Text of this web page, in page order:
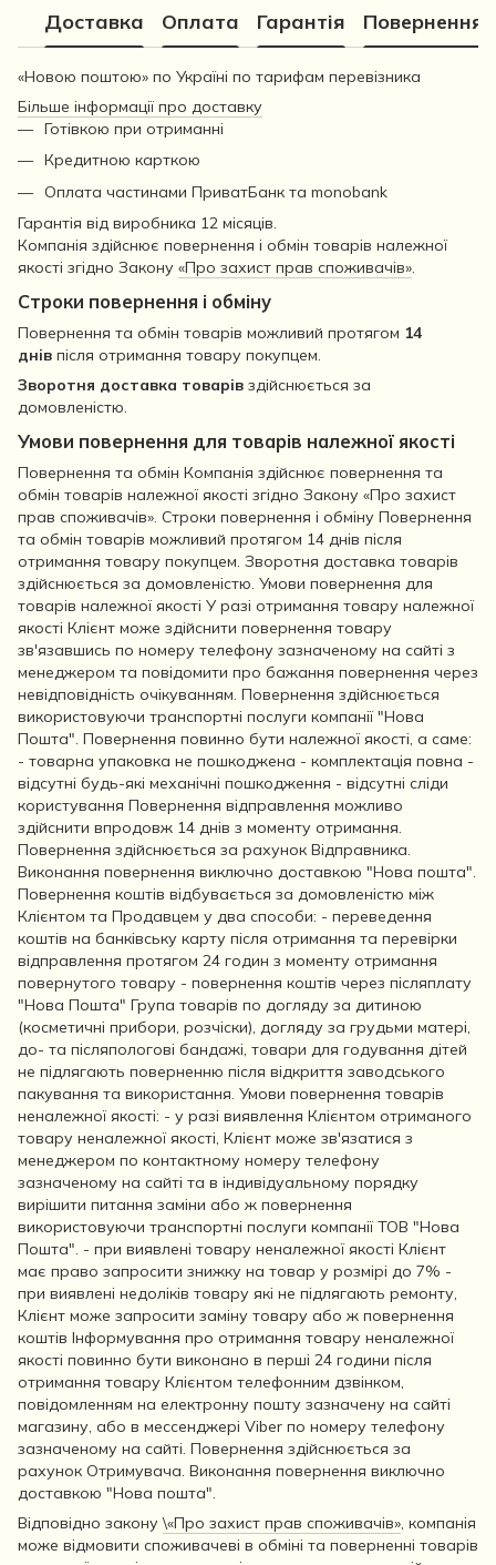
Доставка Оплата Гарантія Повернення
«Новою поштою» по Україні по тарифам перевізника
Більше інформації про доставку
Готівкою при отриманні
Кредитною карткою
Оплата частинами ПриватБанк та monobank
Гарантія від виробника 12 місяців.
Компанія здійснює повернення і обмін товарів належної
якості згідно Закону «Про захист прав споживачів».
Строки повернення і обміну
Повернення та обмін товарів можливий протягом 14
днів після отримання товару покупцем.
Зворотня доставка товарів здійснюється за
домовленістю.
Умови повернення для товарів належної якості
Повернення та обмін Компанія здійснює повернення та
обмін товарів належної якості згідно Закону «Про захист
прав споживачів». Строки повернення і обміну Повернення
та обмін товарів можливий протягом 14 днів після
отримання товару покупцем. Зворотня доставка товарів
здійснюється за домовленістю. Умови повернення для
товарів належної якості У разі отримання товару належної
якості Клієнт може здійснити повернення товару
зв'язавшись по номеру телефону зазначеному на сайті з
менеджером та повідомити про бажання повернення через
невідповідність очікуванням. Повернення здійснюється
використовуючи транспортні послуги компанії "Нова
Пошта". Повернення повинно бути належної якості, а саме:
- товарна упаковка не пошкоджена - комплектація повна -
відсутні будь-які механічні пошкодження - відсутні сліди
користування Повернення відправлення можливо
здійснити впродовж 14 днів з моменту отримання.
Повернення здійснюється за рахунок Відправника.
Виконання повернення виключно доставкою "Нова пошта".
Повернення коштів відбувається за домовленістю між
Клієнтом та Продавцем у два способи: - переведення
коштів на банківську карту після отримання та перевірки
відправлення протягом 24 годин з моменту отримання
повернутого товару - повернення коштів через післяплату
"Нова Пошта" Група товарів по догляду за дитиною
(косметичні прибори, розчіски), догляду за грудьми матері,
до- та післяпологові бандажі, товари для годування дітей
не підлягають поверненню після відкриття заводського
пакування та використання. Умови повернення товарів
неналежної якості: - у разі виявлення Клієнтом отриманого
товару неналежної якості, Клієнт може зв'язатися з
менеджером по контактному номеру телефону
зазначеному на сайті та в індивідуальному порядку
вирішити питання заміни або ж повернення
використовуючи транспортні послуги компанії ТОВ "Нова
Пошта". - при виявлені товару неналежної якості Клієнт
має право запросити знижку на товар у розмірі до 7% -
при виявлені недоліків товару які не підлягають ремонту,
Клієнт може запросити заміну товару або ж повернення
коштів Інформування про отримання товару неналежної
якості повинно бути виконано в перші 24 години після
отримання товару Клієнтом телефонним дзвінком,
повідомленням на електронну пошту зазначену на сайті
магазину, або в мессенджері Viber по номеру телефону
зазначеному на сайті. Повернення здійснюється за
рахунок Отримувача. Виконання повернення виключно
доставкою "Нова пошта".
Відповідно закону\«Про захист прав споживачів», компанія
може відмовити споживачеві в обміні та поверненні товарів